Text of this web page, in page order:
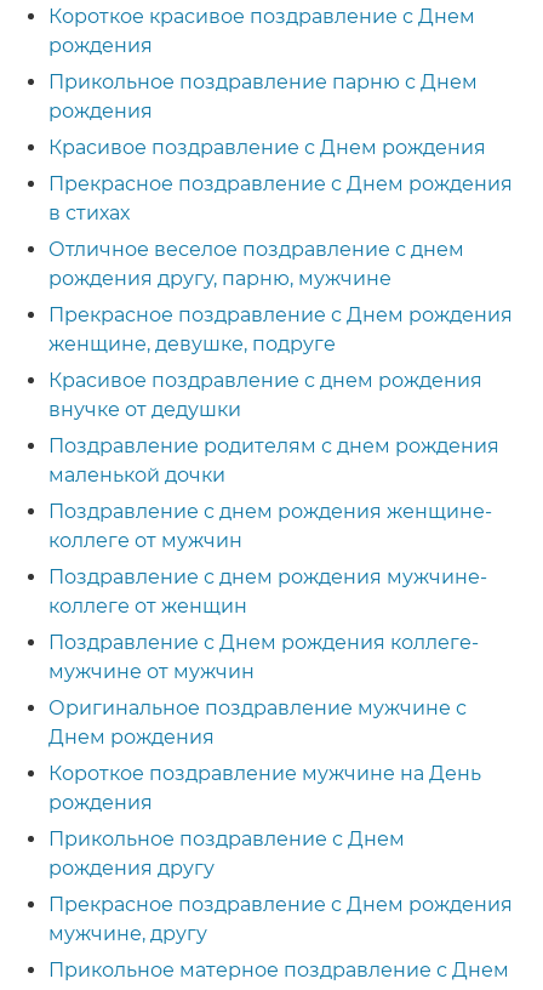
Короткое красивое поздравление с Днем
рождения
Прикольное поздравление парню с Днем
рождения
Красивое поздравление с Днем рождения
Прекрасное поздравление с Днем рождения
в стихах
Отличное веселое поздравление с днем
рождения другу, парню, мужчине
Прекрасное поздравление с Днем рождения
женщине, девушке, подруге
Красивое поздравление с днем рождения
внучке от дедушки
Поздравление родителям с днем рождения
маленькой дочки
Поздравление с днем рождения женщине-
коллеге от мужчин
Поздравление с днем рождения мужчине-
коллеге от женщин
Поздравление с Днем рождения коллеге-
мужчине от мужчин
Оригинальное поздравление мужчине с
Днем рождения
Короткое поздравление мужчине на День
рождения
Прикольное поздравление с Днем
рождения другу
Прекрасное поздравление с Днем рождения
мужчине, другу
Прикольное матерное поздравление с Днем